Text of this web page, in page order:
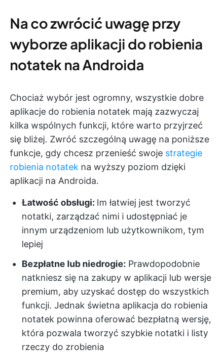
Na co zwrócić uwagę przy
wyborze aplikacji do robienia
notatek na Androida
Chociaż wybór jest ogromny, wszystkie dobre
aplikacje do robienia notatek mają zazwyczaj
kilka wspólnych funkcji, które warto przyjrzeć
się bliżej. Zwróć szczególną uwagę na poniższe
funkcje, gdy chcesz przenieść swoje strategie
robienia notatek na wyższy poziom dzięki
aplikacji na Androida.
Łatwość obsługi: Im łatwiej jest tworzyć
notatki, zarządzać nimi i udostępniać je
innym urządzeniom lub użytkownikom, tym
lepiej
Bezpłatne lub niedrogie: Prawdopodobnie
natkniesz się na zakupy w aplikacji lub wersje
premium, aby uzyskać dostęp do wszystkich
funkcji. Jednak świetna aplikacja do robienia
notatek powinna oferować bezpłatną wersję,
która pozwala tworzyć szybkie notatki i listy
rzeczy do zrobienia